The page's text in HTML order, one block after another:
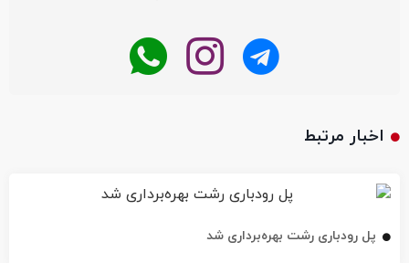
اخبار مرتبط
پل رودباری رشت بهره‌برداری شد